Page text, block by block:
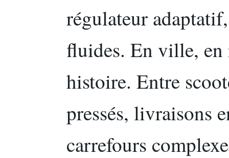
régulateur
fluides. En ville, en
histoire. Entre
pressés, livraisons
carrefours